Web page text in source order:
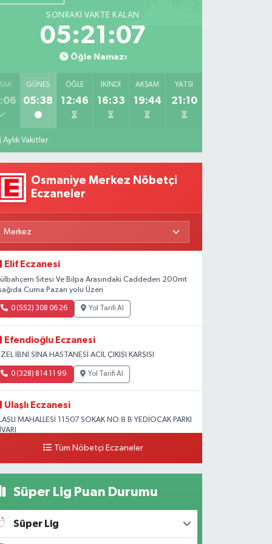
Özaraz
Anlatıyor
SONRAKI VAKTE KALAN
05:21:06
Öğle Namazı
GÜNEŞ
05:38
ÖĞLE
12:46
İKINDI
16:33
AKŞAM
19:44
YATSI
21:10
Aylık Vakitler
Osmaniye Merkez Nöbetçi
Eczaneler
Elif Eczanesi
Sitesi Ve Bilpa Arasındaki Caddeden 200mt
Cuma Pazarı yolu Üzeri
0 (552) 308 06 26 Yol Tarifi Al
Efendioğlu Eczanesi
İBNİ SİNA HASTANESİ ACİL ÇIKIŞI KARŞISI
0 (328) 814 11 99 Yol Tarifi Al
Ulaşlı Eczanesi
MAHALLESİ 11507 SOKAK NO:8 B YEDİOCAK PARKI
0 (546) 158 81 80 Yol Tarifi Al
Tüm Nöbetçi Eczaneler
Süper Lig Puan Durumu
Süper Lig